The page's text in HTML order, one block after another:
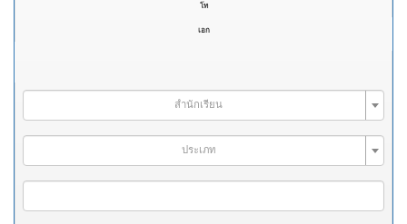
โท
เอก
สำนักเรียน
ประเภท